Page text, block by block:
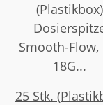
25 Stk.